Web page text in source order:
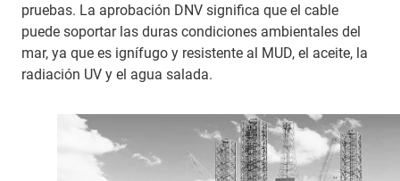
pruebas. La aprobación DNV significa que el cable
puede soportar las duras condiciones ambientales del
mar, ya que es ignífugo y resistente al MUD, el aceite, la
radiación UV y el agua salada.